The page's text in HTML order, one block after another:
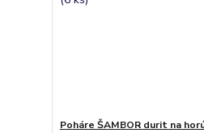
Poháre ŠAMBOR durit na